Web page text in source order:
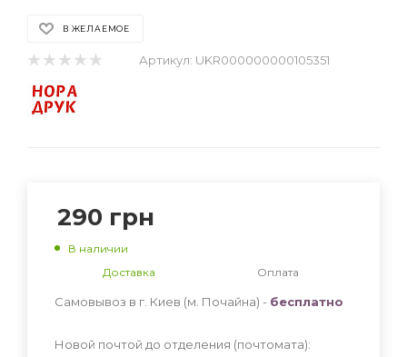
В ЖЕЛАЕМОЕ
Артикул: UKR000000000105351
290 грн
В наличии
Доставка
Оплата
Самовывоз в г. Киев (м. Почайна) - бесплатно
Новой почтой до отделения (почтомата):